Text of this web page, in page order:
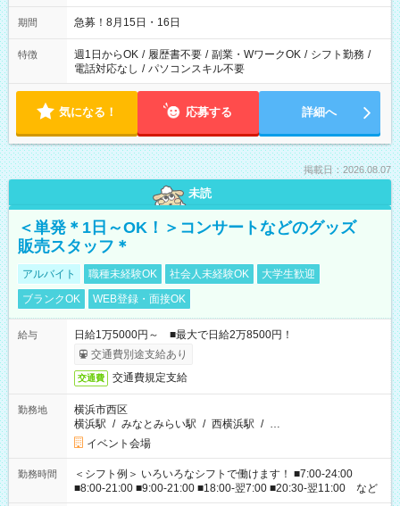
期間 急募！8月15日・16日
特徴 週1日からOK / 履歴書不要 / 副業・WワークOK / シフト勤務 /
電話対応なし / パソコンスキル不要
気になる！ 応募する 詳細へ
掲載日：2026.08.07
未読
＜単発＊1日～OK！＞コンサートなどのグッズ
販売スタッフ＊
アルバイト 職種未経験OK 社会人未経験OK
大学生歓迎
ブランクOK
WEB登録・面接OK
給与
日給1万5000円～ ■最大で日給2万8500円！
交通費別途支給あり
交通費 交通費規定支給
勤務地
横浜市西区
横浜駅 / みなとみらい駅 / 西横浜駅 / …
イベント会場
勤務時間
＜シフト例＞ いろいろなシフトで働けます！ ■7:00-24:00
■8:00-21:00 ■9:00-21:00 ■18:00-翌7:00 ■20:30-翌11:00 など